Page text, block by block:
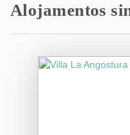
Muy muy bueno
Erika Magali
Alojamentos